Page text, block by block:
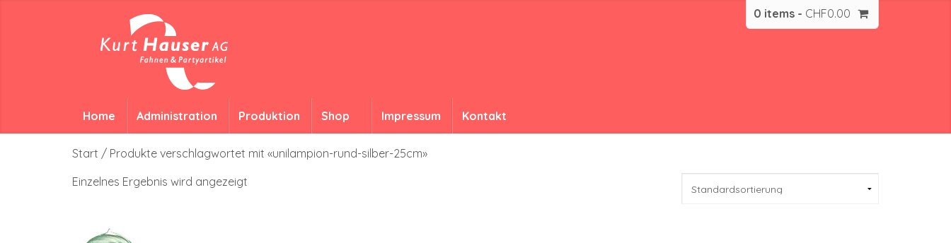
0 items - CHF0.00
Home Administration Produktion Shop Impressum Kontakt
Start / Produkte verschlagwortet mit «unilampion-rund-silber-25cm»
Einzelnes Ergebnis wird angezeigt